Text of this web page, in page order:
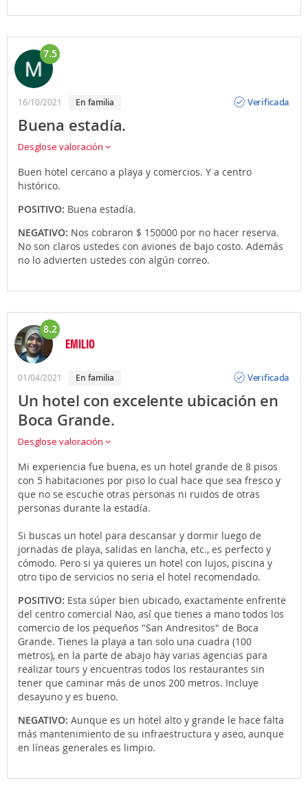
7.5
16/10/2021 en familia
Verificada
Buena estadía.
Desglose valoración
Buen hotel cercano a playa y comercios. Y a centro
histórico.
POSITIVO: Buena estadía.
NEGATIVO: Nos cobraron $ 150000 por no hacer reserva.
No son claros ustedes con aviones de bajo costo. Además
no lo advierten ustedes con algún correo.
8.2
EMILIO
01/04/2021 en familia
Verificada
Un hotel con excelente ubicación en
Boca Grande.
Desglose valoración
Mi experiencia fue buena, es un hotel grande de 8 pisos
con 5 habitaciones por piso lo cual hace que sea fresco y
que no se escuche otras personas ni ruidos de otras
personas durante la estadía.
Si buscas un hotel para descansar y dormir luego de
jornadas de playa, salidas en lancha, etc., es perfecto y
cómodo. Pero si ya quieres un hotel con lujos, piscina y
otro tipo de servicios no seria el hotel recomendado.
POSITIVO: Esta súper bien ubicado, exactamente enfrente
del centro comercial Nao, así que tienes a mano todos los
comercio de los pequeños "San Andresitos" de Boca
Grande. Tienes la playa a tan solo una cuadra (100
metros), en la parte de abajo hay varias agencias para
realizar tours y encuentras todos los restaurantes sin
tener que caminar más de unos 200 metros. Incluye
desayuno y es bueno.
NEGATIVO: Aunque es un hotel alto y grande le hace falta
más mantenimiento de su infraestructura y aseo, aunque
en líneas generales es limpio.